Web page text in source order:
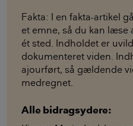
Fakta: I en fakta-artikel
et emne, så du kan læse
ét sted. Indholdet er
dokumenteret viden.
ajourført, så gældende
medregnet.
Alle bidragsydere: